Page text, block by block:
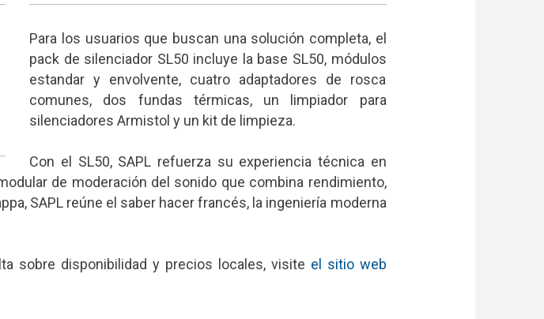
Para los usuarios que buscan una solución completa, el
pack de silenciador SL50 incluye la base SL50, módulos
estandar y envolvente, cuatro adaptadores de rosca
comunes, dos fundas térmicas, un limpiador para
silenciadores Armistol y un kit de limpieza.
Con el SL50, SAPL refuerza su experiencia técnica en
de moderación del sonido que combina rendimiento,
SAPL reúne el saber hacer francés, la ingeniería moderna
sobre disponibilidad y precios locales, visite el sitio web